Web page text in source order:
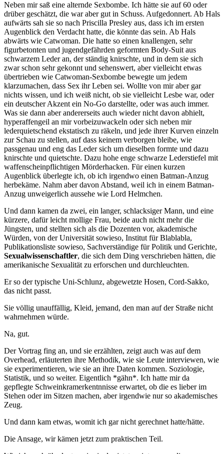
Neben mir saß eine alternde Sexbombe. Ich hätte sie auf 60 oder
drüber geschätzt, die war aber gut in Schuss. Aufgedonnert. Ab Hals
aufwärts sah sie so nach Priscilla Presley aus, dass ich im ersten
Augenblick den Verdacht hatte, die könnte das sein. Ab Hals
abwärts wie Catwoman. Die hatte so einen knallengen, sehr
figurbetonten und jugendgefährden geformten Body-Suit aus
schwarzem Leder an, der ständig knirschte, und in dem sie sich
zwar schon sehr gekonnt und sehenswert, aber vielleicht etwas
übertrieben wie Catwoman-Sexbombe bewegte um jedem
klarzumachen, dass Sex ihr Leben sei. Wollte von mir aber gar
nichts wissen, und ich weiß nicht, ob sie vielleicht Lesbe war, oder
ein deutscher Akzent ein No-Go darstellte, oder was auch immer.
Was sie dann aber andererseits auch wieder nicht davon abhielt,
hyperaffengeil an mir vorbeizuwackeln oder sich neben mir
lederquietschend ekstatisch zu räkeln, und jede ihrer Kurven einzeln
zur Schau zu stellen, auf dass keinem verborgen bleibe, wie
passgenau und eng das Leder sich um dieselben formte und dazu
knirschte und quietschte. Dazu hohe enge schwarze Lederstiefel mit
waffenscheinpflichtigen Mörderhacken. Für einen kurzen
Augenblick überlegte ich, ob ich irgendwo einen Batman-Anzug
herbekäme. Nahm aber davon Abstand, weil ich in einem Batman-
Anzug unweigerlich aussehe wie Lord Helmchen.
Und dann kamen da zwei, ein langer, schlacksiger Mann, und eine
kürzere, dafür leicht mollige Frau, beide auch nicht mehr die
Jüngsten, und stellten sich als die Dozenten vor, akademische
Würden, von der Universität sowieso, Institut für Blablabla,
Publikationsliste sowieso, Sachverständige für Politik und Gerichte,
Sexualwissenschaftler, die sich dem Ding verschrieben hätten, die
amerikanische Sexualität zu erforschen und durchleuchten.
Er so der typische Uni-Schlunz, abgewetzte Hosen, Cord-Sakko,
das nicht passt.
Sie völlig unauffällig, Kleid, jemand, den man auf der Straße nicht
wahrnehmen würde.
Na, gut.
Der Vortrag fing an, und sie erzählten, zeigt auch was auf dem
Overhead, erläuterten ihre Methodik, wie sie Leute interviewen, wie
sie experimentieren, wie sie an ihre Daten kommen. Soziologie,
Statistik, und so weiter. Eigentlich *gähn*. Ich hatte mir da
gepflegte Schweinkramerkentnnisse erwartet, ob die es lieber im
Stehen oder im Sitzen machen, aber irgendwie nur so akademisches
Zeug.
Und dann kam etwas, womit ich gar nicht gerechnet hatte/hätte.
Die Ansage, wir kämen jetzt zum praktischen Teil.